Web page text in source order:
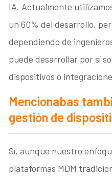
IA. Actualmente
un 60% del desarrollo,
dependiendo de
puede desarrollar por sí
dispositivos o
Mencionabas
gestión de
Sí, aunque nuestro
plataformas MDM